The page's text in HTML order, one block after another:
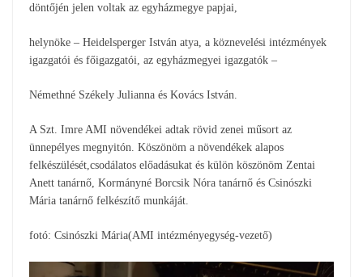
döntőjén jelen voltak az egyházmegye papjai,
helynöke – Heidelsperger István atya, a köznevelési intézmények
igazgatói és főigazgatói, az egyházmegyei igazgatók –
Némethné Székely Julianna és Kovács István.
A Szt. Imre AMI növendékei adtak rövid zenei műsort az
ünnepélyes megnyitón. Köszönöm a növendékek alapos
felkészülését,csodálatos előadásukat és külön köszönöm Zentai
Anett tanárnő, Kormányné Borcsik Nóra tanárnő és Csinószki
Mária tanárnő felkészítő munkáját.
fotó: Csinószki Mária(AMI intézményegység-vezető)